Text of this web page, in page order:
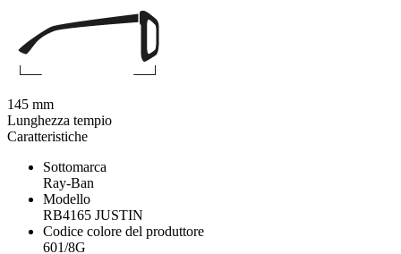
Caratteristiche
Sottomarca
Ray-Ban
Modello
RB4165 JUSTIN
Codice colore del produttore
601/8G
145 mm
Lunghezza tempio